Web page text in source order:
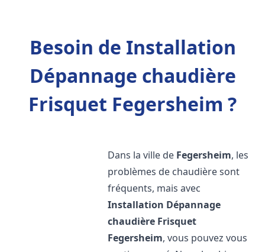
Besoin de Installation
Dépannage chaudière
Frisquet Fegersheim ?
Dans la ville de Fegersheim, les
problèmes de chaudière sont
fréquents, mais avec
Installation Dépannage
chaudière Frisquet
Fegersheim, vous pouvez vous